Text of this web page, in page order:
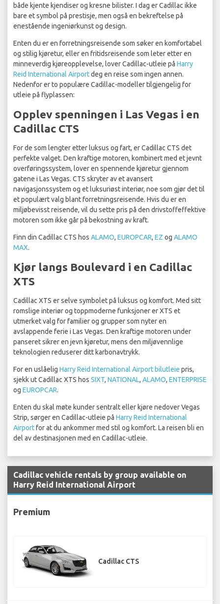
både kjente kjendiser og kresne bilister. I dag er Cadillac ikke
bare et symbol på prestisje, men også en bekreftelse på
enestående ingeniørkunst og design.
Enten du er en forretningsreisende som søker en komfortabel
og stilig kjøretur, eller en fritidsreisende som leter etter en
minneverdig kjøreopplevelse, lover Cadillac-utleie på Harry
Reid International Airportdeg en reise som ingen annen.
Nedenfor er to populære Cadillac-modeller tilgjengelig for
utleie på flyplassen:
Opplev spenningen i Las Vegas i en
Cadillac CTS
For de som lengter etter luksus og fart, er Cadillac CTS det
perfekte valget. Den kraftige motoren, kombinert med et jevnt
overføringssystem, lover en spennende kjøretur gjennom
gatene i Las Vegas. CTS skryter av et avansert
navigasjonssystem og et luksuriøst interiør, noe som gjør det til
et populært valg blant forretningsreisende. Hvis du er en
miljøbevisst reisende, vil du sette pris på den drivstoffeffektive
motoren som ikke går på bekostning av kraft.
Finn din Cadillac CTS hos ALAMO, EUROPCAR, EZ og ALAMO
MAX.
Kjør langs Boulevard i en Cadillac
XTS
Cadillac XTS er selve symbolet på luksus og komfort. Med sitt
romslige interiør og toppmoderne funksjoner er XTS et
utmerket valg for familier og grupper som nyter en
avslappende ferie i Las Vegas. Den kraftige motoren under
panseret sikrer en jevn kjøretur, mens den miljøvennlige
teknologien reduserer ditt karbonavtrykk.
For en uslåelig Harry Reid International Airport bilutleie pris,
sjekk ut Cadillac XTS hos SIXT, NATIONAL, ALAMO, ENTERPRISE
og EUROPCAR.
Enten du skal møte kunder sentralt eller kjøre nedover Vegas
Strip, sørger en Cadillac-utleie på Harry Reid International
Airportfor at du ankommer med stil og komfort. La reisen bli en
del av destinasjonen med en Cadillac-utleie.
Cadillac vehicle rentals by group available on
Harry Reid International Airport
Premium
Cadillac CTS